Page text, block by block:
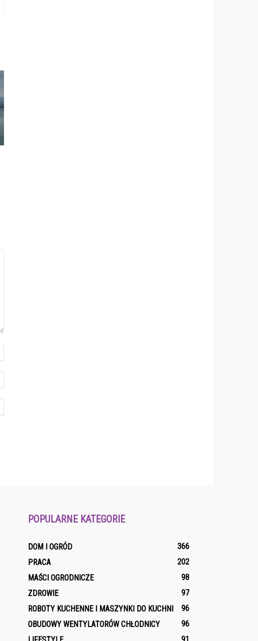
POPULARNE KATEGORIE
DOM I OGRÓD
366
PRACA
202
MAŚCI OGRODNICZE
98
ZDROWIE
97
ROBOTY KUCHENNE I MASZYNKI DO KUCHNI
96
OBUDOWY WENTYLATORÓW CHŁODNICY
96